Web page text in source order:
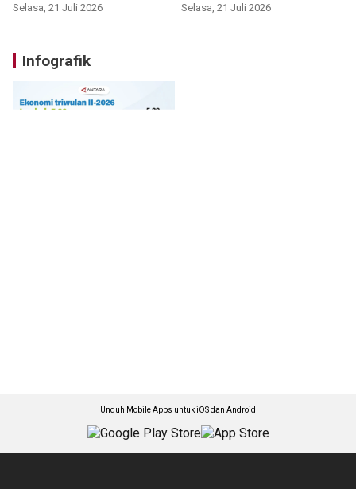
Selasa, 21 Juli 2026 Selasa, 21 Juli 2026
Infografik
Unduh Mobile Apps untuk iOS dan Android